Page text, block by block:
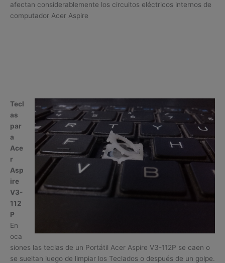
afectan considerablemente los circuitos eléctricos internos de
computador Acer Aspire
Tecl
as
par
a
Ace
r
Asp
ire
V3-
112
P
En
oca
siones las teclas de un Portátil Acer Aspire V3-112P se caen o
se sueltan luego de limpiar los Teclados o después de un golpe.